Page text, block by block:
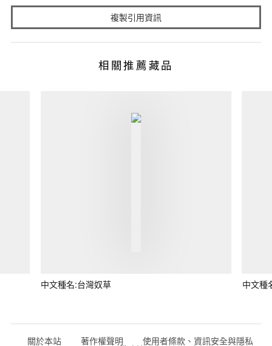
複製引用資訊
相關推薦藏品
中文種名:台灣奴草 中文種
關於本站 著作權聲明 使用者條款、資訊安全與隱私